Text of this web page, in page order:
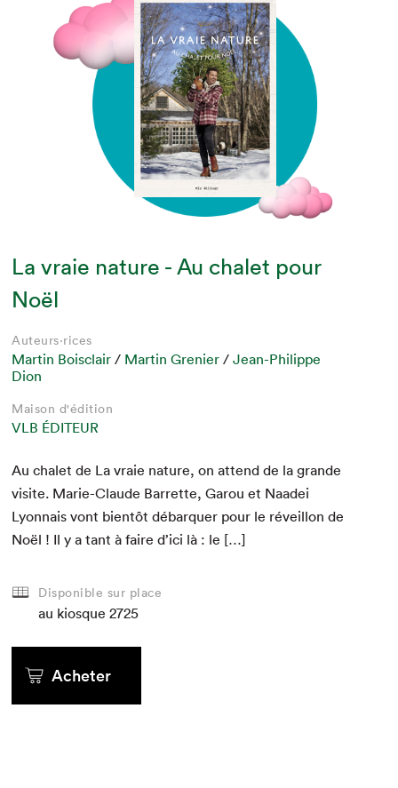
La vraie nature - Au chalet pour
Noël
Auteurs·rices
Martin Boisclair / Martin Grenier /Jean-Philippe
Dion
Maison d'édition
VLB ÉDITEUR
Au chalet de La vraie nature, on attend de la grande
vis­ite. Marie-Claude Bar­rette, Garou et Naadei
Lyon­nais vont bien­tôt débar­quer pour le réveil­lon de
Noël ! Il y a tant à faire d’i­ci là : le […]
Disponible sur place
au kiosque 2725
Acheter